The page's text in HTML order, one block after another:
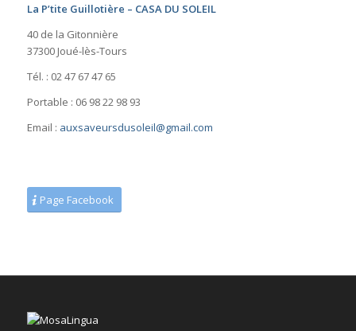
La P’tite Guillotière – CASA DU SOLEIL
40 de la Gitonnière
37300 Joué-lès-Tours
Tél. : 02 47 67 47 65
Portable : 06 98 22 98 93
Email : auxsaveursdusoleil@gmail.com
Page Facebook